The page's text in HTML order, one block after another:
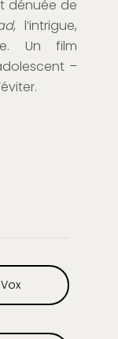
dénuée de
, l’intrigue,
Un film
–